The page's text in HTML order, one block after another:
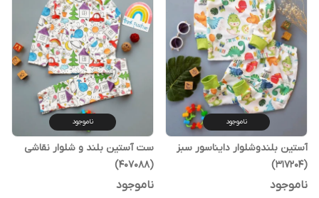
ناموجود
آستین بلندوشلوار دایناسور سبز
(317204)
ناموجود
ناموجود
ست آستین بلند و شلوار نقاشی
(407088)
ناموجود